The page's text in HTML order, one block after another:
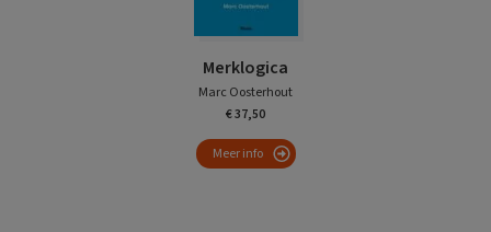
Merklogica
Marc Oosterhout
€ 37,50
Meer info